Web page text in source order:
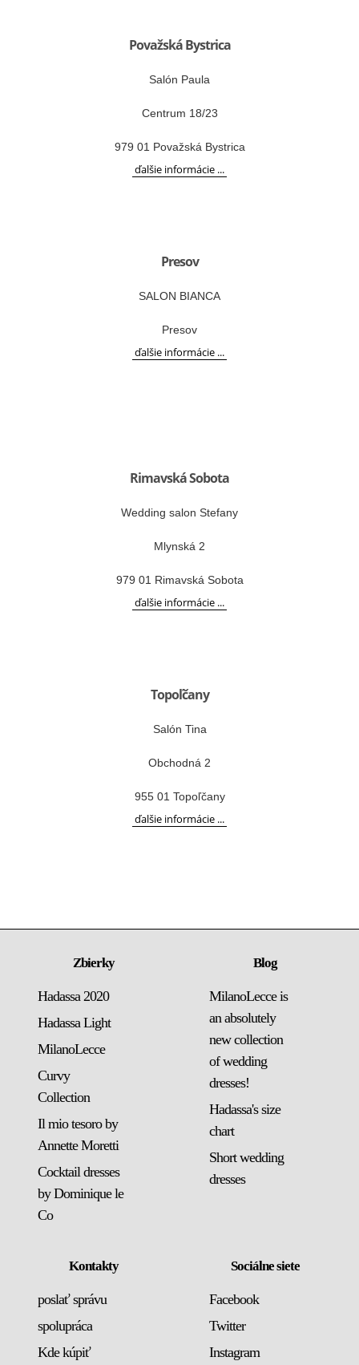
Považská Bystrica
Salón Paula
Centrum 18/23
979 01 Považská Bystrica
ďalšie informácie ...
Presov
SALON BIANCA
Presov
ďalšie informácie ...
Rimavská Sobota
Wedding salon Stefany
Mlynská 2
979 01 Rimavská Sobota
ďalšie informácie ...
Topoľčany
Salón Tina
Obchodná 2
955 01 Topoľčany
ďalšie informácie ...
Zbierky
Hadassa 2020
Hadassa Light
MilanoLecce
Curvy
Collection
Il mio tesoro by
Annette Moretti
Cocktail dresses
by Dominique le
Co
Blog
MilanoLecce is
an absolutely
new collection
of wedding
dresses!
Hadassa's size
chart
Short wedding
dresses
Kontakty
poslať správu
spolupráca
Kde kúpiť
Sociálne siete
Facebook
Twitter
Instagram